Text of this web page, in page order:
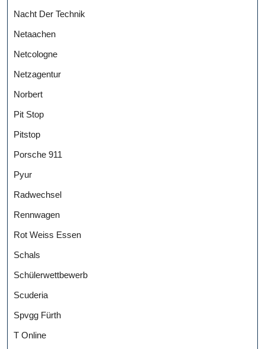
Nacht Der Technik
Netaachen
Netcologne
Netzagentur
Norbert
Pit Stop
Pitstop
Porsche 911
Pyur
Radwechsel
Rennwagen
Rot Weiss Essen
Schals
Schülerwettbewerb
Scuderia
Spvgg Fürth
T Online